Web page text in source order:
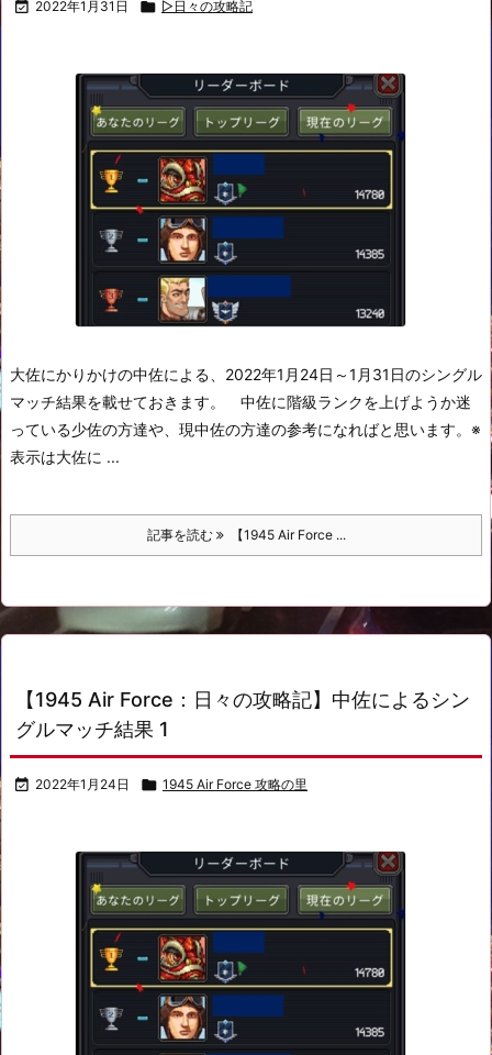
 2022年1月31日  ▷日々の攻略記
大佐にかりかけの中佐による、2022年1月24日～1月31日のシングル
マッチ結果を載せておきます。
中佐に階級ランクを上げようか迷
っている少佐の方達や、現中佐の方達の参考になればと思います。 ※
表示は大佐に ...
記事を読む 【1945 Air Force ...
【1945 Air Force：日々の攻略記】中佐によるシン
グルマッチ結果 1
 2022年1月24日  1945 Air Force 攻略の里